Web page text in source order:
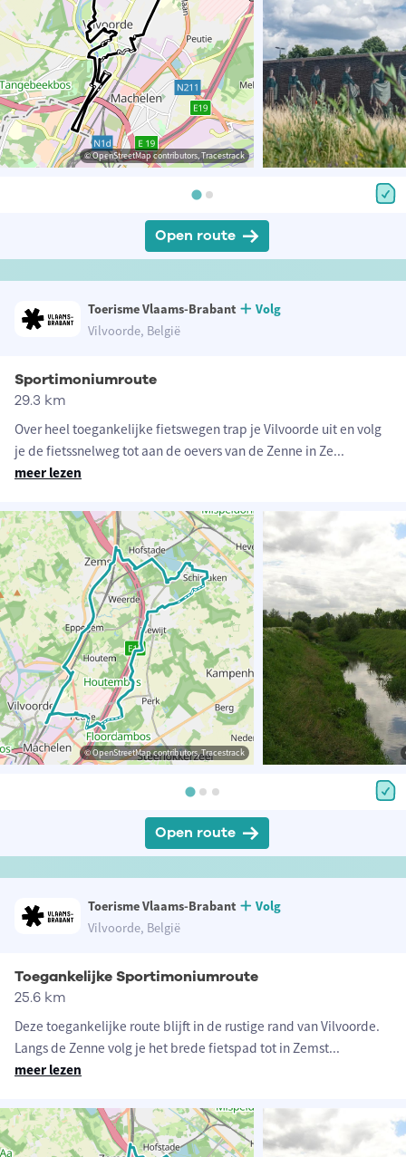
© OpenStreetMap contributors, Tracestrack
Open route
Toerisme Vlaams-Brabant
Volg
Vilvoorde, België
Sportimoniumroute
29.3 km
Over heel toegankelijke fietswegen trap je Vilvoorde uit en volg
je de fietssnelweg tot aan de oevers van de Zenne in Ze...
meer lezen
© OpenStreetMap contributors, Tracestrack
Open route
Toerisme Vlaams-Brabant
Volg
Vilvoorde, België
Toegankelijke Sportimoniumroute
25.6 km
Deze toegankelijke route blijft in de rustige rand van Vilvoorde.
Langs de Zenne volg je het brede fietspad tot in Zemst...
meer lezen